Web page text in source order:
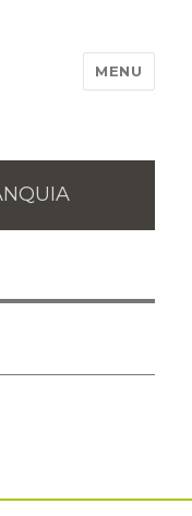
MENU